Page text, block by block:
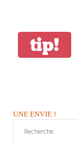
tip!
UNE ENVIE !